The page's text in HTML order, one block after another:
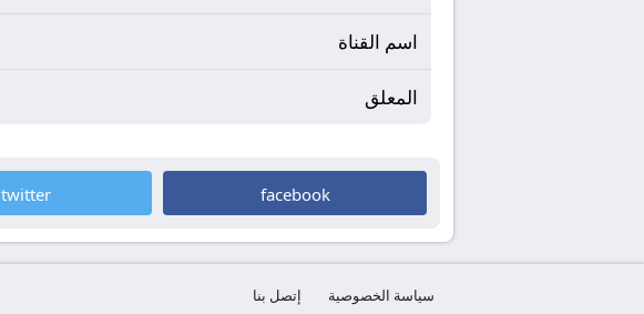
اسم القناة
المعلق
facebook
twitter
سياسة الخصوصية إتصل بنا